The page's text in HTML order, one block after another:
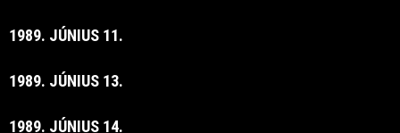
1989. JÚNIUS 11.
1989. JÚNIUS 13.
1989. JÚNIUS 14.